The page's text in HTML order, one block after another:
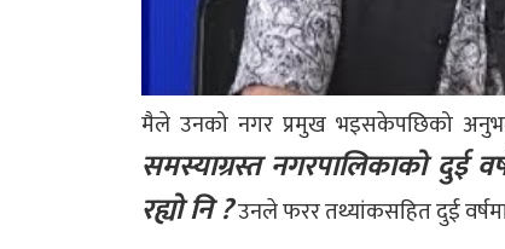
मैले उनको नगर प्रमुख भइसकेपछिको
समस्याग्रस्त नगरपालिकाको दुई
रह्यो नि ?उनले फरर तथ्यांकसहित दुई